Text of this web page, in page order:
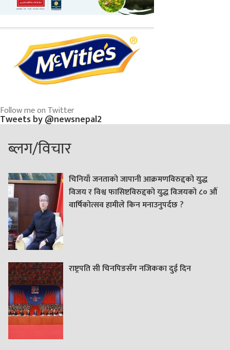
Follow me on Twitter
Tweets by @newsnepal2
ब्लग/विचार
चिनियाँ जनताको जापानी आक्रमणविरुद्दको युद्ध
विजय र विश्व फासिष्टविरुद्दको युद्ध विजयको ८० औं
वार्षिकोत्सव हामीले किन मनाउनुपर्दछ ?
राष्ट्रपति सी चिनपिङसँग नजिकका दुई दिन